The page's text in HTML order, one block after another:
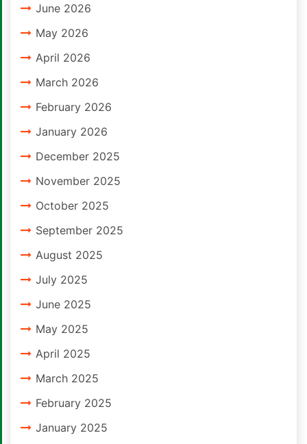
June 2026
May 2026
April 2026
March 2026
February 2026
January 2026
December 2025
November 2025
October 2025
September 2025
August 2025
July 2025
June 2025
May 2025
April 2025
March 2025
February 2025
January 2025